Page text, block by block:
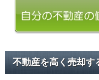
不動産を高く売却す